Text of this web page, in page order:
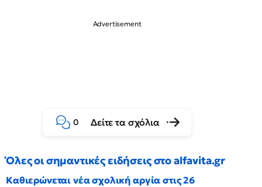
0 Δείτε τα σχόλια
Όλες οι σημαντικές ειδήσεις στο alfavita.gr
Καθιερώνεται νέα σχολική αργία στις 26